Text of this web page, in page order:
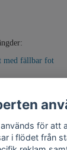
med fällbar fot
för att
i flödet från